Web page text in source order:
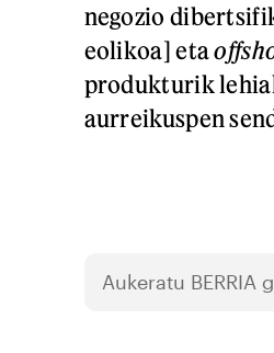
negozio
eolikoa] eta
produkturik
aurreikuspen
Aukeratu BERRIA